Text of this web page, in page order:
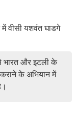
में वीसी यशवंत घाडगे
से भारत और इटली के
के अभियान में